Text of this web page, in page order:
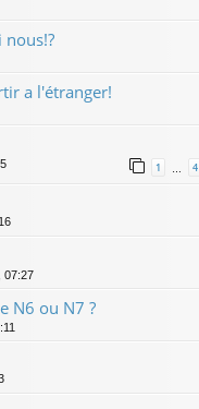
nous!?
a l'étranger!
1 … 4
07:27
N6 ou N7 ?